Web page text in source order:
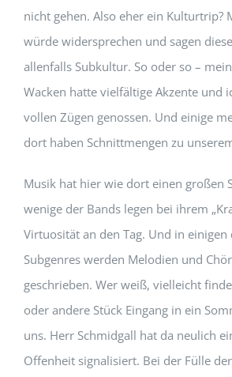
nicht gehen. Also eher ein Kulturtrip?
würde widersprechen und sagen
allenfalls Subkultur. So oder so –
Wacken hatte vielfältige Akzente und
vollen Zügen genossen. Und einige
dort haben Schnittmengen zu
Musik hat hier wie dort einen großen
wenige der Bands legen bei ihrem
Virtuosität an den Tag. Und in
Subgenres werden Melodien und
geschrieben. Wer weiß, vielleicht
oder andere Stück Eingang in ein
uns. Herr Schmidgall hat da neulich
Offenheit signalisiert. Bei der Fülle